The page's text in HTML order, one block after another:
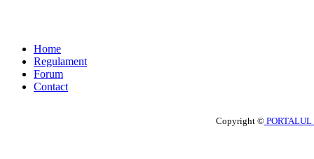
Home
Regulament
Forum
Contact
Copyright ©PORTALUL